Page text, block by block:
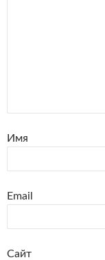
Имя
Email
Сайт